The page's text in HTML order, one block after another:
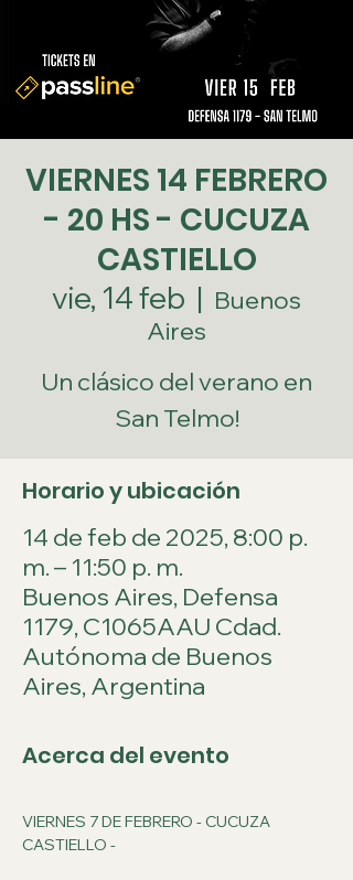
VIERNES 14 FEBRERO
- 20 HS - CUCUZA
CASTIELLO
vie, 14 feb
  |
Buenos
Aires
Un clásico del verano en
San Telmo!
Horario y ubicación
14 de feb de 2025, 8:00 p.
m. – 11:50 p. m.
Buenos Aires, Defensa
1179, C1065AAU Cdad.
Autónoma de Buenos
Aires, Argentina
Acerca del evento
VIERNES 7 DE FEBRERO - CUCUZA
CASTIELLO -